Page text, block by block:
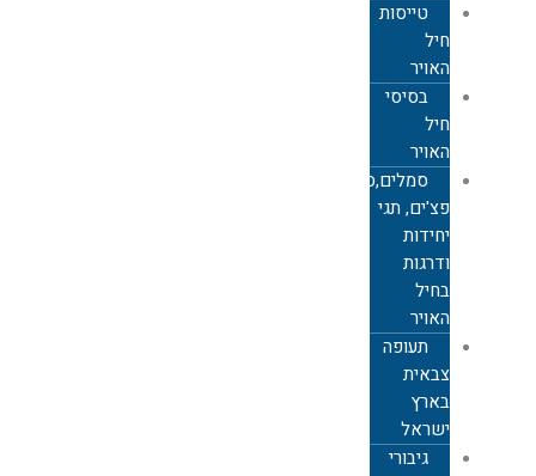
טייסות
חיל
האויר
בסיסי
חיל
האויר
סמלים,סיכות,
פצ'ים, תגי
יחידות
ודרגות
בחיל
האויר
תעופה
צבאית
בארץ
ישראל
גיבורי